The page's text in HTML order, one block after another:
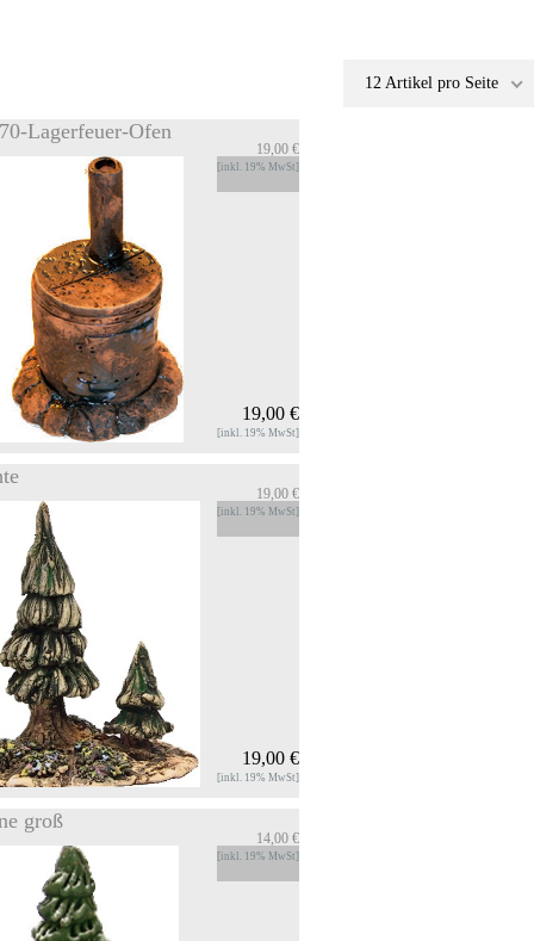
12 Artikel pro Seite
Lagerfeuer-Ofen
19,00 €
[inkl. 19% MwSt]
19,00 €
[inkl. 19% MwSt]
Lagerfeuer-Ofen
Lagerfeuer RF-70 - Ofen höhe
Raeucherkergel wird unter der
platziert - Rauch steigt auf.
Produkt
19,00 €
[inkl. 19% MwSt]
19,00 €
[inkl. 19% MwSt]
Deco Artikel Fichte höhe ca. 11
Produkt
groß
14,00 €
[inkl. 19% MwSt]